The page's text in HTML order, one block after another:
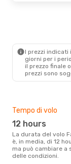
I prezzi indicati
giorni per i
il ​​prezzo finale
prezzi sono
Tempo di volo
12 hours
La durata del volo Faro Venezia
è, in media, di 12
ma può cambiare a
delle condizioni.